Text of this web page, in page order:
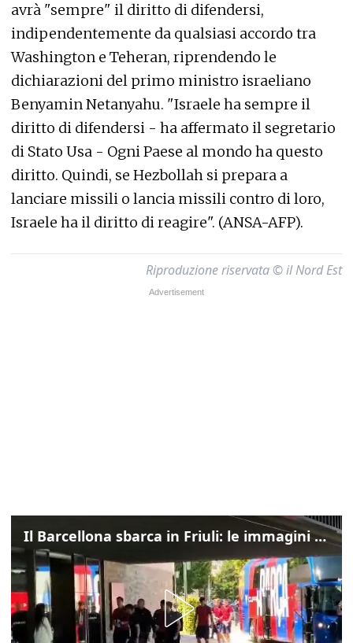
avrà "sempre" il diritto di difendersi,
indipendentemente da qualsiasi accordo tra
Washington e Teheran, riprendendo le
dichiarazioni del primo ministro israeliano
Benyamin Netanyahu. "Israele ha sempre il
diritto di difendersi - ha affermato il segretario
di Stato Usa - Ogni Paese al mondo ha questo
diritto. Quindi, se Hezbollah si prepara a
lanciare missili o lancia missili contro di loro,
Israele ha il diritto di reagire". (ANSA-AFP).
Riproduzione riservata © il Nord Est
Il Barcellona sbarca in Friuli: le immagini dell'arrivo in albergo